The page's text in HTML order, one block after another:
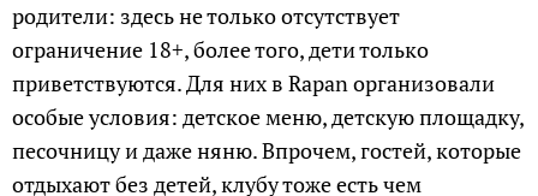
родители: здесь не только отсутствует
ограничение 18+, более того, дети только
приветствуются. Для них в Rapan организовали
особые условия: детское меню, детскую площадку,
песочницу и даже няню. Впрочем, гостей, которые
отдыхают без детей, клубу тоже есть чем